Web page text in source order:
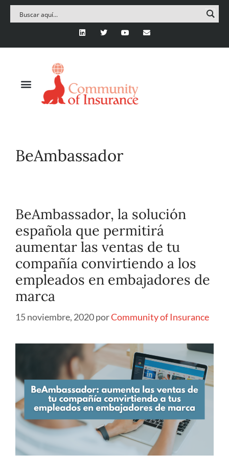
BeAmbassador
BeAmbassador, la solución
española que permitirá
aumentar las ventas de tu
compañía convirtiendo a los
empleados en embajadores de
marca
15 noviembre, 2020porCommunity of Insurance